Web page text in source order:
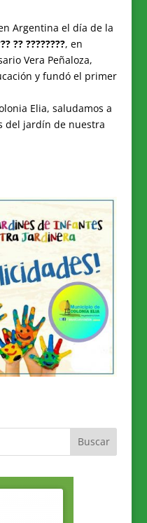
Argentina el día de la
?? ????????, en
Vera Peñaloza,
y fundó el primer
Elia, saludamos a
del jardín de nuestra